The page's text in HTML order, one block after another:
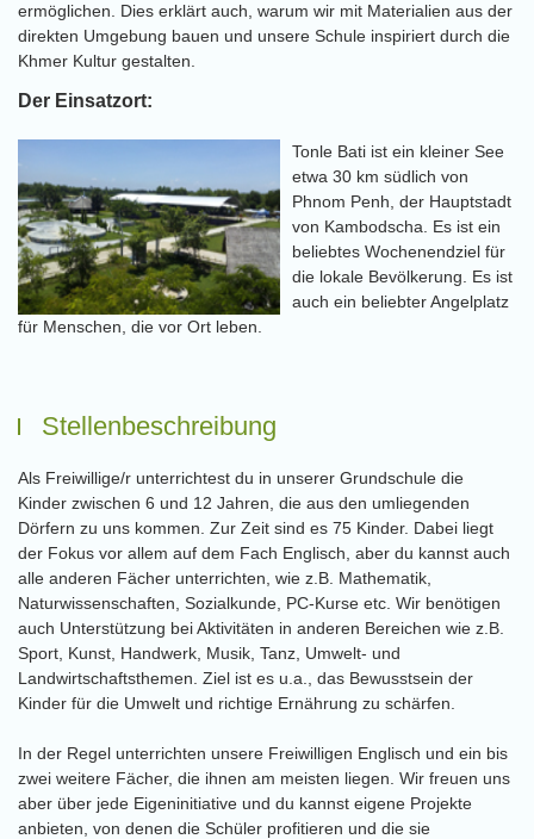
ermöglichen. Dies erklärt auch, warum wir mit Materialien aus der
direkten Umgebung bauen und unsere Schule inspiriert durch die
Khmer Kultur gestalten.
Der Einsatzort:
Tonle Bati ist ein kleiner See
etwa 30 km südlich von
Phnom Penh, der Hauptstadt
von Kambodscha. Es ist ein
beliebtes Wochenendziel für
die lokale Bevölkerung. Es ist
auch ein beliebter Angelplatz
für Menschen, die vor Ort leben.
Stellenbeschreibung
Als Freiwillige/r unterrichtest du in unserer Grundschule die
Kinder zwischen 6 und 12 Jahren, die aus den umliegenden
Dörfern zu uns kommen. Zur Zeit sind es 75 Kinder. Dabei liegt
der Fokus vor allem auf dem Fach Englisch, aber du kannst auch
alle anderen Fächer unterrichten, wie z.B. Mathematik,
Naturwissenschaften, Sozialkunde, PC-Kurse etc. Wir benötigen
auch Unterstützung bei Aktivitäten in anderen Bereichen wie z.B.
Sport, Kunst, Handwerk, Musik, Tanz, Umwelt- und
Landwirtschaftsthemen. Ziel ist es u.a., das Bewusstsein der
Kinder für die Umwelt und richtige Ernährung zu schärfen.
In der Regel unterrichten unsere Freiwilligen Englisch und ein bis
zwei weitere Fächer, die ihnen am meisten liegen. Wir freuen uns
aber über jede Eigeninitiative und du kannst eigene Projekte
anbieten, von denen die Schüler profitieren und die sie